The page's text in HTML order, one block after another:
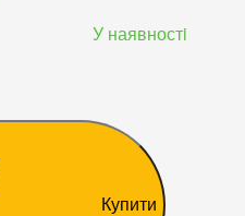
У наявностi
Купити